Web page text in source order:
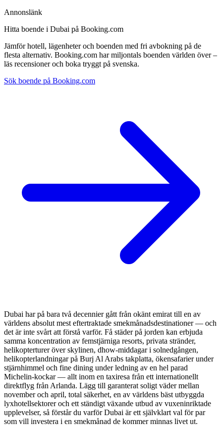
Annonslänk
Hitta boende i Dubai på Booking.com
Jämför hotell, lägenheter och boenden med fri avbokning på de
flesta alternativ. Booking.com har miljontals boenden världen över –
läs recensioner och boka tryggt på svenska.
Sök boende på Booking.com
Dubai har på bara två decennier gått från okänt emirat till en av
världens absolut mest eftertraktade smekmånadsdestinationer — och
det är inte svårt att förstå varför. Få städer på jorden kan erbjuda
samma koncentration av femstjärniga resorts, privata stränder,
helikopterturer över skylinen, dhow-middagar i solnedgången,
helikopterlandningar på Burj Al Arabs takplatta, ökensafarier under
stjärnhimmel och fine dining under ledning av en hel parad
Michelin-kockar — allt inom en taxiresa från ett internationellt
direktflyg från Arlanda. Lägg till garanterat soligt väder mellan
november och april, total säkerhet, en av världens bäst utbyggda
lyxhotellsektorer och ett ständigt växande utbud av vuxeninriktade
upplevelser, så förstår du varför Dubai är ett självklart val för par
som vill investera i en smekmånad de kommer minnas livet ut.